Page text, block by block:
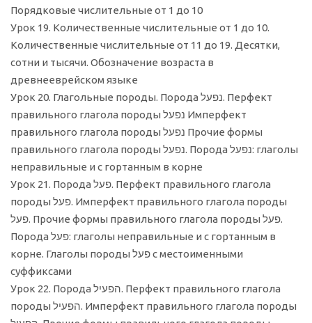
Порядковые числительные от 1 до 10
Урок 19. Количественные числительные от 1 до 10.
Количественные числительные от 11 до 19. Десятки,
сотни и тысячи. Обозначение возраста в
древнееврейском языке
Урок 20. Глагольные породы. Порода נפעל. Перфект
правильного глагола породы נפעל Имперфект
правильного глагола породы נפעל Прочие формы
правильного глагола породы נפעל. Порода נפעל: глаголы
неправильные и с гортанным в корне
Урок 21. Порода פעל. Перфект правильного глагола
породы פעל. Имперфект правильного глагола породы
פעל. Прочие формы правильного глагола породы פעל.
Порода פעל: глаголы неправильные и с гортанным в
корне. Глаголы породы פעל с местоименными
суффиксами
Урок 22. Порода הפעיל. Перфект правильного глагола
породы הפעיל. Имперфект правильного глагола породы